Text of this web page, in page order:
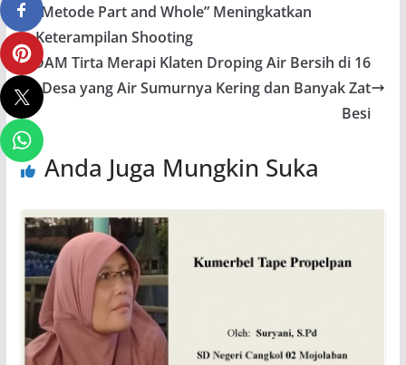
“Metode Part and Whole” Meningkatkan
Keterampilan Shooting
PDAM Tirta Merapi Klaten Droping Air Bersih di 16
Desa yang Air Sumurnya Kering dan Banyak Zat
Besi
Anda Juga Mungkin Suka